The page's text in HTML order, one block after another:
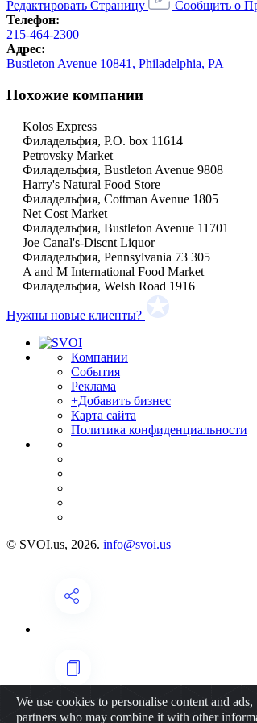
Редактировать Страницу
Сообщить о
Телефон:
215-464-2300
Адрес:
Bustleton Avenue 10841, Philadelphia, PA
Похожие компании
Kolos Express
Филадельфия, P.O. box 11614
Petrovsky Market
Филадельфия, Bustleton Avenue 9808
Harry's Natural Food Store
Филадельфия, Cottman Avenue 1805
Net Cost Market
Филадельфия, Bustleton Avenue 11701
Joe Canal's-Discnt Liquor
Филадельфия, Pennsylvania 73 305
A and M International Food Market
Филадельфия, Welsh Road 1916
Нужны новые клиенты?
Компании
События
Реклама
+Добавить бизнес
Карта сайта
Политика конфиденциальности
© SVOI.us, 2026. info@svoi.us
We use cookies to personalise content and
partners who may combine it with other